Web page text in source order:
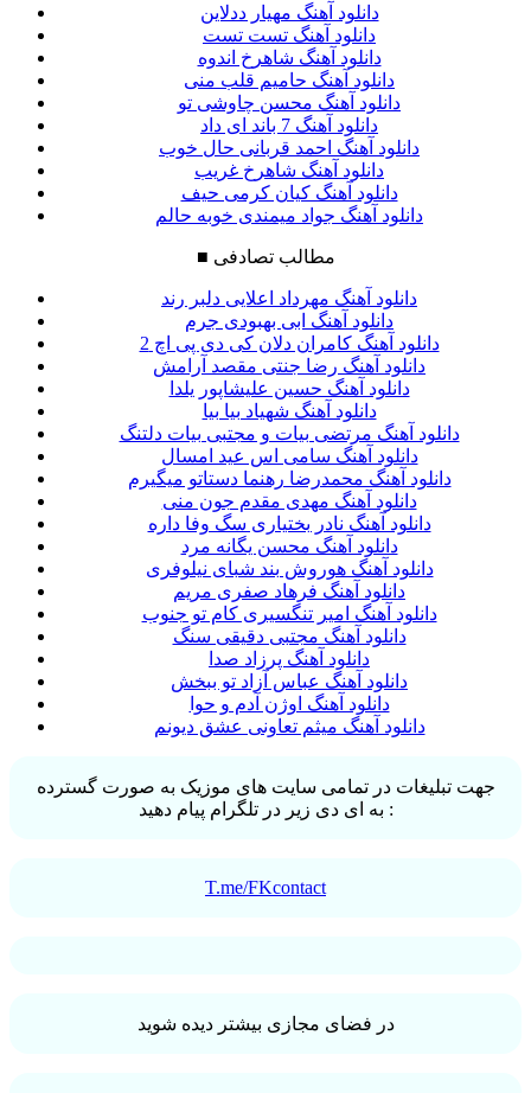
دانلود آهنگ مهیار ددلاین
دانلود آهنگ تست تست
دانلود آهنگ شاهرخ اندوه
دانلود آهنگ حامیم قلب منی
دانلود آهنگ محسن چاوشی تو
دانلود آهنگ 7 باند ای داد
دانلود آهنگ احمد قربانی حال خوب
دانلود آهنگ شاهرخ غریب
دانلود آهنگ کیان کرمی حیف
دانلود آهنگ جواد میمندی خوبه حالم
■ مطالب تصادفی
دانلود آهنگ مهرداد اعلایی دلبر رند
دانلود آهنگ ابی بهبودی جرم
دانلود آهنگ کامران دلان کی دی پی اچ 2
دانلود آهنگ رضا جنتی مقصد آرامش
دانلود آهنگ حسین علیشاپور یلدا
دانلود آهنگ شهیاد بیا بیا
دانلود آهنگ مرتضی بیات و مجتبی بیات دلتنگ
دانلود آهنگ سامی اس عید امسال
دانلود آهنگ محمدرضا رهنما دستاتو میگیرم
دانلود آهنگ مهدی مقدم جون منی
دانلود آهنگ نادر بختیاری سگ وفا داره
دانلود آهنگ محسن یگانه مرد
دانلود آهنگ هوروش بند شبای نیلوفری
دانلود آهنگ فرهاد صفری مریم
دانلود آهنگ امیر تنگسیری کام تو جنوب
دانلود آهنگ مجتبی دقیقی سنگ
دانلود آهنگ پرزاد صدا
دانلود آهنگ عباس آزاد تو ببخش
دانلود آهنگ اوژن آدم و حوا
دانلود آهنگ میثم تعاونی عشق دیونم
جهت تبلیغات در تمامی سایت های موزیک به صورت گسترده
به ای دی زیر در تلگرام پیام دهید :
T.me/FKcontact
در فضای مجازی بیشتر دیده شوید